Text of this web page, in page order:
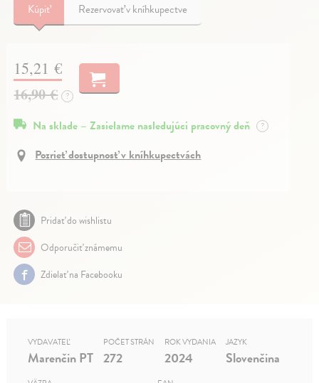
Kúpiť Rezervovať v kníhkupectve
15,21 €
16,90 € ?
Na sklade – Zasielame nasledujúci pracovný deň ?
Pozrieť dostupnosť v kníhkupectvách
Pridať do wishlistu
Odporučiť známemu
Zdielať na Facebooku
VYDAVATEĽ
Marenčin PT
POČET STRÁN
272
ROK VYDANIA
2024
JAZYK
Slovenčina